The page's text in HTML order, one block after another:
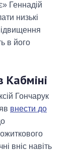
Геннадій
низькі
в його
Кабміні
Гончарук
внести до
вніс навіть